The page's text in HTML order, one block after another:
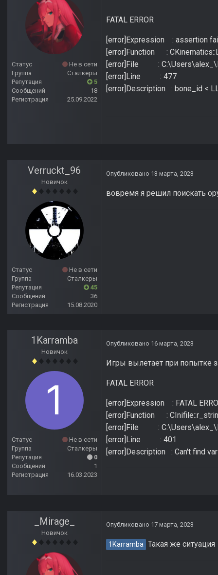
Статус
Не в сети
Группа
Сталкеры
Репутация
5
Сообщений
18
Регистрация
25.09.2022
FATAL ERROR
[error]Expression : assertion
[error]Function :
[error]File :
[error]Line : 477
[error]Description : bone_id <
Verruckt_96
Новичок
Статус
Не в сети
Группа
Сталкеры
Репутация
45
Сообщений
36
Регистрация
15.08.2020
Опубликовано 13 марта, 2023
вовремя я решил поискать
1Karramba
Новичок
Статус
Не в сети
Группа
Сталкеры
Репутация
0
Сообщений
1
Регистрация
16.03.2023
Опубликовано 16 марта, 2023
Игры вылетает при попытке
FATAL ERROR
[error]Expression : FATAL
[error]Function :
[error]File :
[error]Line : 401
[error]Description : Can't find
_Mirage_
Новичок
Опубликовано 17 марта, 2023
1Karramba Такая же ситуация